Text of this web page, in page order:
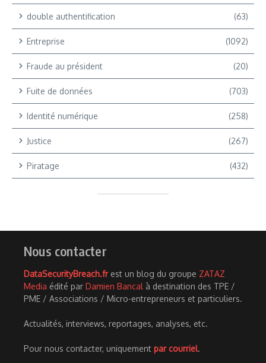
double authentification (63)
Entreprise (1092)
Fraude au président (20)
Fuite de données (703)
Identité numérique (258)
Justice (267)
Piratage (432)
Nous contacter
DataSecurityBreach.frest un blog du groupe ZATAZ
Media édité par Damien Bancal à destination des TPE /
PME / Associations / Micro-entrepreneurs et particuliers.
Actualités, interviews, reportages, analyses, etc.
Pour nous contacter, uniquement par courriel.